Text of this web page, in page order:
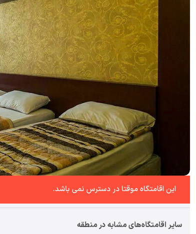
این اقامتگاه موقتا در دسترس نمی باشد.
سایر اقامتگاه‌های مشابه در منطقه